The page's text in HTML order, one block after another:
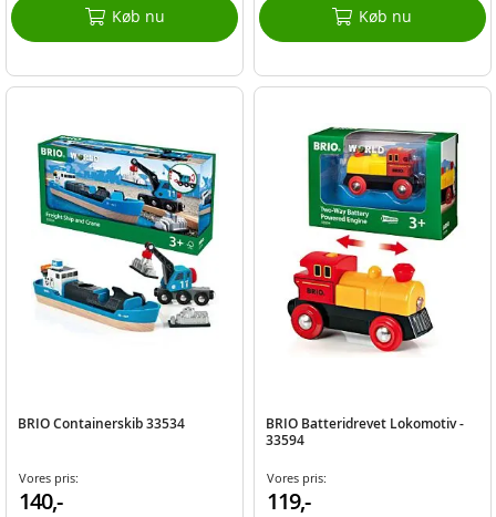
Køb nu Køb nu
BRIO Containerskib 33534
Vores pris:
140,-
BRIO Batteridrevet Lokomotiv -
33594
Vores pris:
119,-